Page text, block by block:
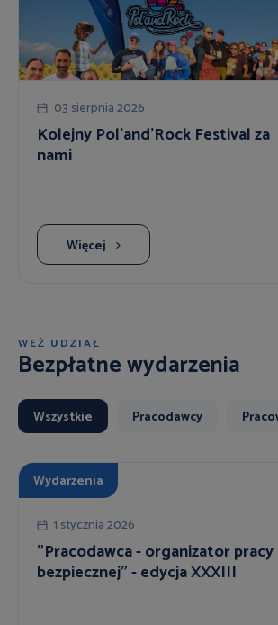
03 sierpnia 2026
Kolejny Pol'and'Rock Festival za
nami
Więcej
WEŹ UDZIAŁ
Bezpłatne wydarzenia
Wszystkie Pracodawcy
Wydarzenia
1 stycznia 2026
"Pracodawca - organizator pracy
bezpiecznej" - edycja XXXIII